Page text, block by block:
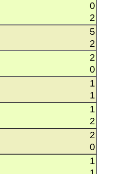
0
2
5
2
2
0
1
1
1
2
2
0
1